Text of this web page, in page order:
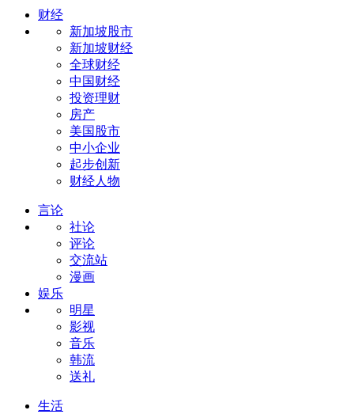
财经
新加坡股市
新加坡财经
全球财经
中国财经
投资理财
房产
美国股市
中小企业
起步创新
财经人物
言论
社论
评论
交流站
漫画
娱乐
明星
影视
音乐
韩流
送礼
生活